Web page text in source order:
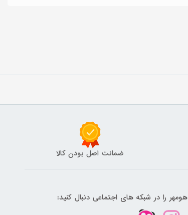
ضمانت اصل بودن کالا
هومهر را در شبکه های اجتماعی دنبال کنید: